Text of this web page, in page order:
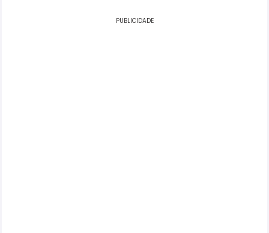
PUBLICIDADE